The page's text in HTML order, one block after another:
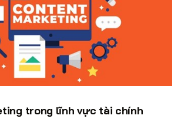
trong lĩnh vực tài chính